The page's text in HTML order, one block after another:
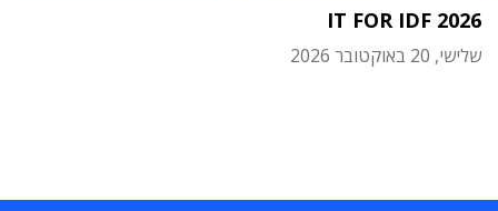
IT FOR IDF 2026
שלישי, 20 באוקטובר 2026